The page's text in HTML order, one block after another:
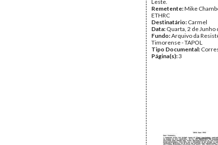
Leste.
Remetente:Mike
ETHRC
Destinatário: Carmel
Data: Quarta, 2 de Junho
Fundo:Arquivo da
Timorense - TAPOL
Tipo Documental:
Página(s):3